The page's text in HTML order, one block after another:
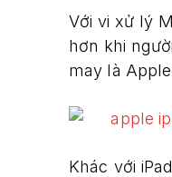
Với vi xử lý
hơn khi
may là
Khác với